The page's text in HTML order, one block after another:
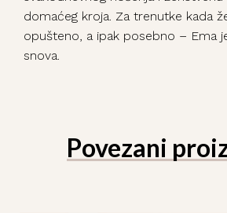
domaćeg kroja. Za trenutke kada
opušteno, a ipak posebno – Ema
snova.
Povezani